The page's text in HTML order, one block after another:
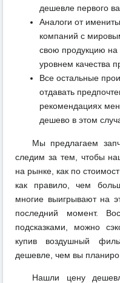
дешевле первого
Аналоги от
компаний с
свою продукцию на
уровнем качества
Все остальные
отдавать
рекомендациях
дешево в этом
Мы предлагаем
следим за тем, чтобы
на рынке, как по
как правило, чем
многие выигрывают на
последний момент.
подсказками, можно
купив воздушный
дешевле, чем вы
Нашли цену